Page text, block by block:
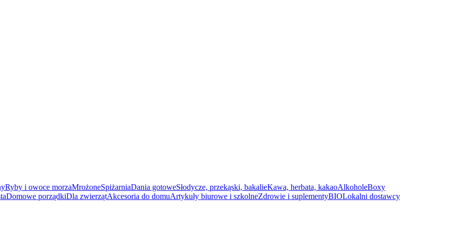
Ryby i owoce morzaMrożoneSpiżarniaDania gotoweSłodycze, przekąski, bakalieKawa, herbata, kakaoAlkoholeBoxy
Domowe porządkiDla zwierzątAkcesoria do domuArtykuły biurowe i szkolneZdrowie i suplementyBIOLokalni dostawcy